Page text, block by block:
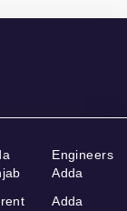
Engineers
Adda
Adda